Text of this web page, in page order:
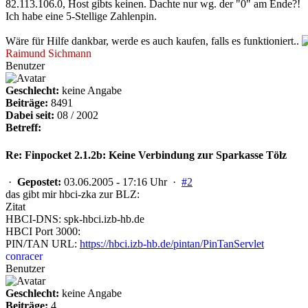
82.113.106.0, Host gibts keinen. Dachte nur wg. der "0" am Ende?!
Ich habe eine 5-Stellige Zahlenpin.
Wäre für Hilfe dankbar, werde es auch kaufen, falls es funktioniert..
Raimund Sichmann
Benutzer
Geschlecht: keine Angabe
Beiträge: 8491
Dabei seit: 08 / 2002
Betreff:
Re: Finpocket 2.1.2b: Keine Verbindung zur Sparkasse Tölz
· Gepostet: 03.06.2005 - 17:16 Uhr · #2
das gibt mir hbci-zka zur BLZ:
Zitat
HBCI-DNS: spk-hbci.izb-hb.de
HBCI Port 3000:
PIN/TAN URL: https://hbci.izb-hb.de/pintan/PinTanServlet
conracer
Benutzer
Geschlecht: keine Angabe
Beiträge: 4